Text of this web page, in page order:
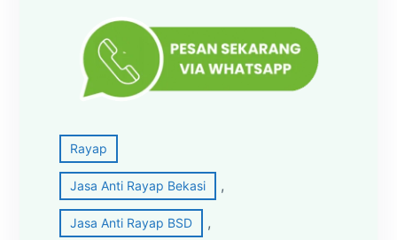
Rayap
Jasa Anti Rayap Bekasi ,
Jasa Anti Rayap BSD ,